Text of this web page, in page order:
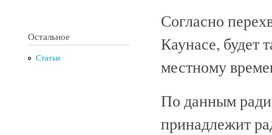
Остальное
Статьи
Согласно
Каунасе, будет
местному
По данным
принадлежит